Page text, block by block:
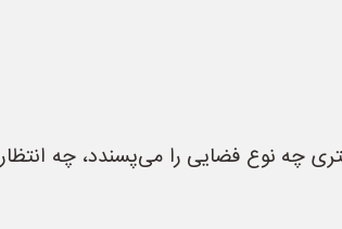
چه نوع فضایی را می‌پسندد، چه